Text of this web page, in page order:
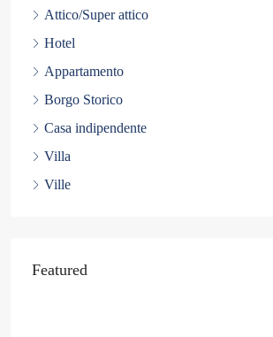
Attico/Super attico
Hotel
Appartamento
Borgo Storico
Casa indipendente
Villa
Ville
Featured